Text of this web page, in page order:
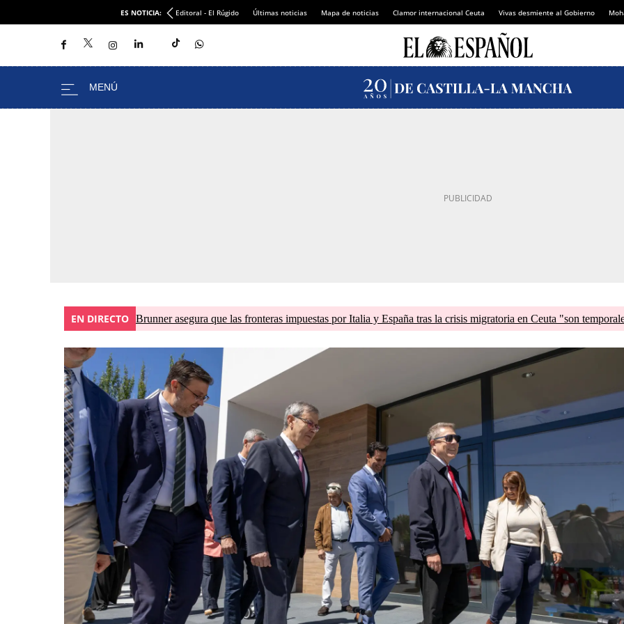
ES NOTICIA: Editoral - El Rúgido Últimas noticias Mapa de noticias Clamor internacional Ceuta Vivas desmiente al Gobierno
EN DIRECTO Brunner asegura que las fronteras impuestas por Italia y España tras la crisis migratoria en Ceuta "son